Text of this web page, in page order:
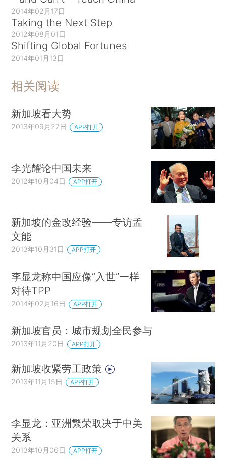
2014年02月17日
Taking the Next Step
2012年08月01日
Shifting Global Fortunes
2014年01月13日
相关阅读
新加坡看大势
2013年09月27日 APP打开
李光耀论中国未来
2012年10月04日 APP打开
新加坡的金改经验——专访孟
文能
2013年10月31日 APP打开
李显龙称中国应像“入世”一样
对待TPP
2014年02月16日 APP打开
新加坡官员：城市规划全民参与
2013年11月20日 APP打开
新加坡收紧劳工政策
2013年11月15日 APP打开
李显龙：亚洲繁荣取决于中美
关系
2013年10月06日 APP打开